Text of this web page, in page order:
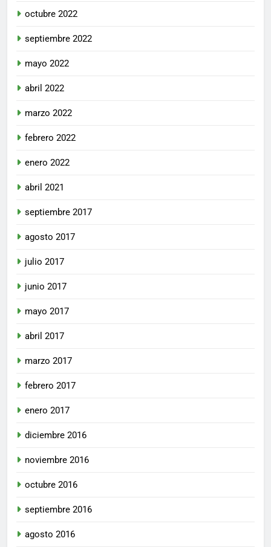
octubre 2022
septiembre 2022
mayo 2022
abril 2022
marzo 2022
febrero 2022
enero 2022
abril 2021
septiembre 2017
agosto 2017
julio 2017
junio 2017
mayo 2017
abril 2017
marzo 2017
febrero 2017
enero 2017
diciembre 2016
noviembre 2016
octubre 2016
septiembre 2016
agosto 2016